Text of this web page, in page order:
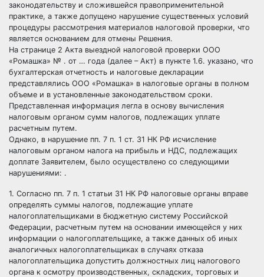
законодательству и сложившейся правоприменительной
практике, а также допущено нарушение существенных условий
процедуры рассмотрения материалов налоговой проверки, что
является основанием для отмены Решения.
На странице 2 Акта выездной налоговой проверки ООО
«Ромашка» № . от … года (далее – Акт) в пункте 1.6. указано, что
бухгалтерская отчетность и налоговые декларации
представлялись ООО «Ромашка» в налоговые органы в полном
объеме и в установленные законодательством сроки.
Представленная информация легла в основу вычисления
налоговым органом сумм налогов, подлежащих уплате
расчетным путем.
Однако, в нарушение пп. 7 п. 1 ст. 31 НК РФ исчисление
налоговым органом налога на прибыль и НДС, подлежащих
доплате Заявителем, было осуществлено со следующими
нарушениями: .
1. Согласно пп. 7 п. 1 статьи 31 НК РФ налоговые органы вправе
определять суммы налогов, подлежащие уплате
налогоплательщиками в бюджетную систему Российской
Федерации, расчетным путем на основании имеющейся у них
информации о налогоплательщике, а также данных об иных
аналогичных налогоплательщиках в случаях отказа
налогоплательщика допустить должностных лиц налогового
органа к осмотру производственных, складских, торговых и